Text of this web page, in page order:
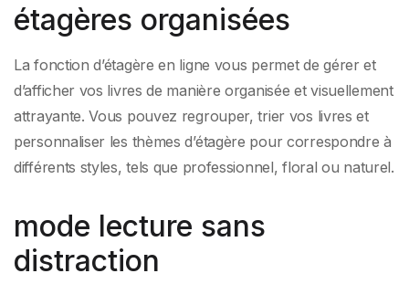
étagères organisées
La fonction d’étagère en ligne vous permet de gérer et
d’afficher vos livres de manière organisée et visuellement
attrayante. Vous pouvez regrouper, trier vos livres et
personnaliser les thèmes d’étagère pour correspondre à
différents styles, tels que professionnel, floral ou naturel.
mode lecture sans
distraction